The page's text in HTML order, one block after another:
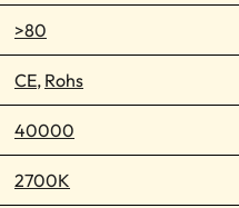
>80
CE, Rohs
40000
2700K